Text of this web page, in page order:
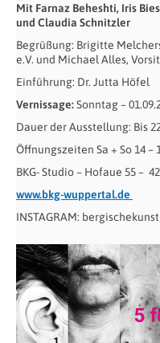
Mit Farnaz Beheshti, Iris
und Claudia Schnitzler
Begrüßung: Brigitte
e.V. und Michael Alles,
Einführung: Dr. Jutta Höfel
Vernissage:Sonntag –
Dauer der Ausstellung: Bis
Öffnungszeiten Sa + So 14
BKG- Studio – Hofaue 55 –
www.bkg-wuppertal.de
INSTAGRAM: